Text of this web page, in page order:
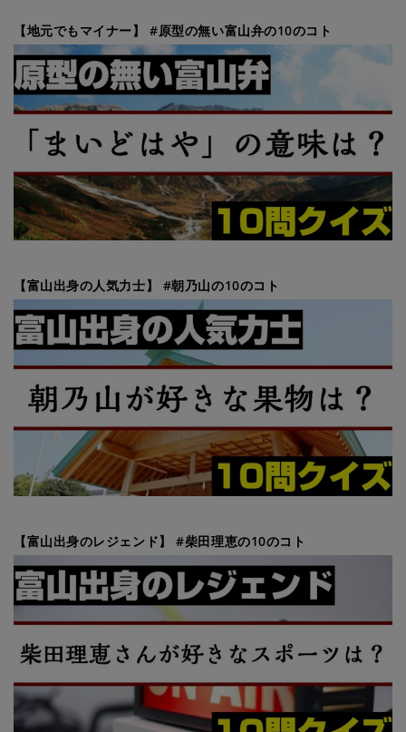
【地元でもマイナー】 #原型の無い富山弁の10のコト
【富山出身の人気力士】 #朝乃山の10のコト
【富山出身のレジェンド】 #柴田理恵の10のコト